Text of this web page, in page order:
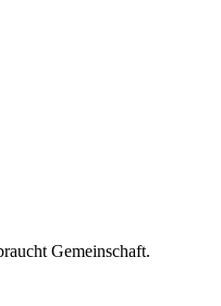
Gemeinschaft.